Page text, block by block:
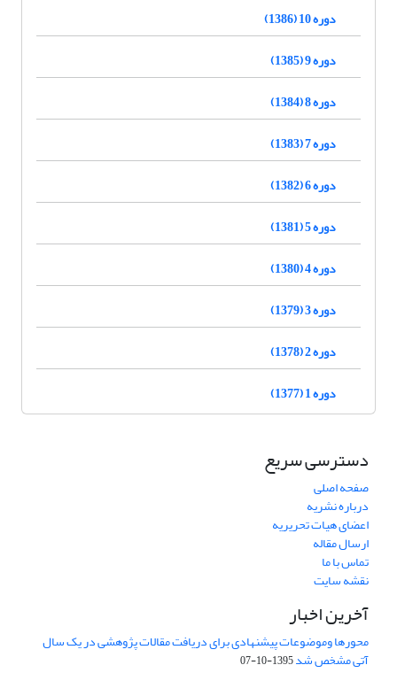
دوره 10 (1386)
دوره 9 (1385)
دوره 8 (1384)
دوره 7 (1383)
دوره 6 (1382)
دوره 5 (1381)
دوره 4 (1380)
دوره 3 (1379)
دوره 2 (1378)
دوره 1 (1377)
دسترسی سریع
صفحه اصلی
درباره نشریه
اعضای هیات تحریریه
ارسال مقاله
تماس با ما
نقشه سایت
آخرین اخبار
محورها وموضوعات پیشنهادی برای دریافت مقالات پژوهشی در یک سال
آتی مشخص شد1395-10-07